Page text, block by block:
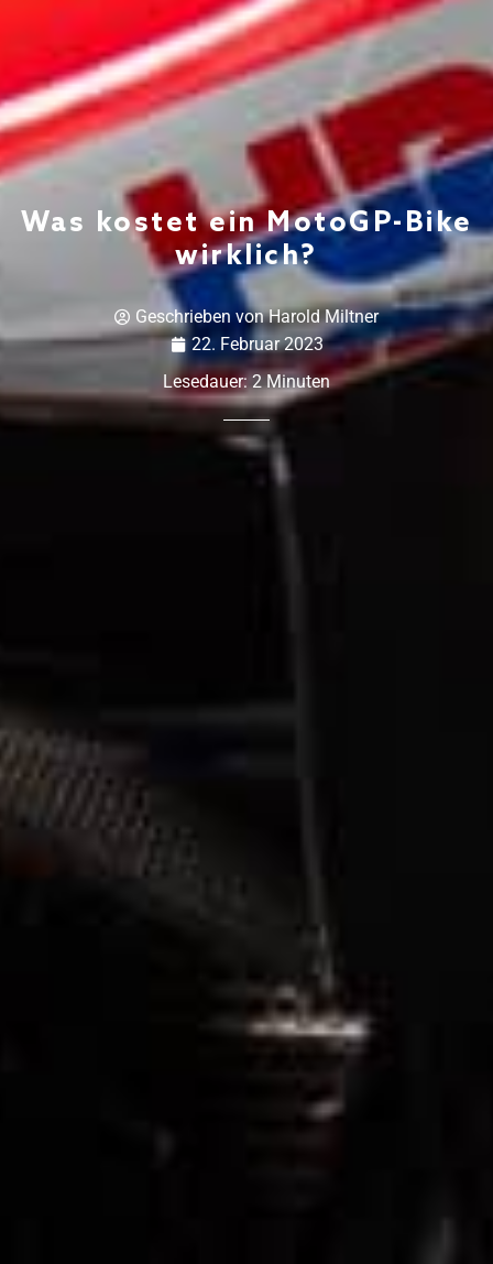
Was kostet ein MotoGP-Bike
wirklich?
Geschrieben vonHarold Miltner
22. Februar 2023
Lesedauer: 2 Minuten